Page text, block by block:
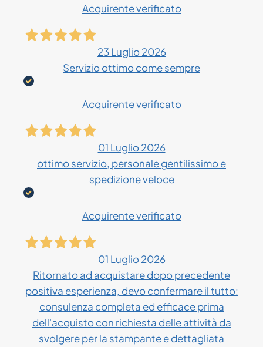
Acquirente verificato
23 Luglio 2026
Servizio ottimo come sempre
Acquirente verificato
01 Luglio 2026
ottimo servizio, personale gentilissimo e
spedizione veloce
Acquirente verificato
01 Luglio 2026
Ritornato ad acquistare dopo precedente
positiva esperienza, devo confermare il tutto:
consulenza completa ed efficace prima
dell'acquisto con richiesta delle attività da
svolgere per la stampante e dettagliata